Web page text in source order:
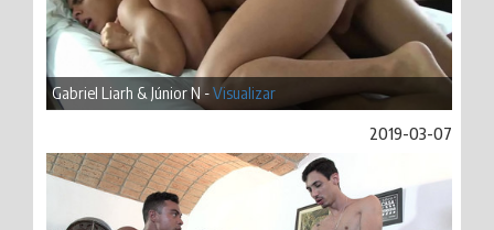
Gabriel Liarh & Júnior N -Visualizar
2019-03-07